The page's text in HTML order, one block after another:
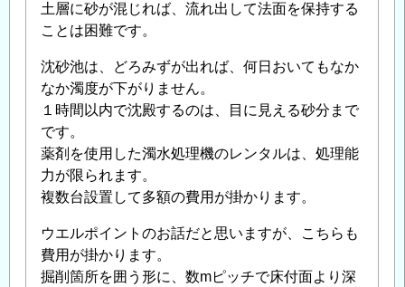
土層に砂が混じれば、流れ出して法面を保持する
ことは困難です。
沈砂池は、どろみずが出れば、何日おいてもなか
なか濁度が下がりません。
１時間以内で沈殿するのは、目に見える砂分まで
です。
薬剤を使用した濁水処理機のレンタルは、処理能
力が限られます。
複数台設置して多額の費用が掛かります。
ウエルポイントのお話だと思いますが、こちらも
費用が掛かります。
掘削箇所を囲う形に、数mピッチで床付面より深